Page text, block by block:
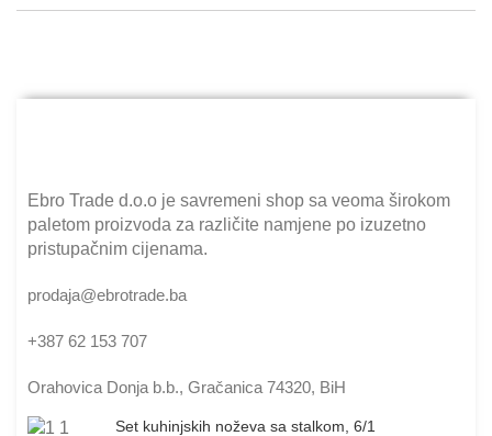
Ebro Trade d.o.o je savremeni shop sa veoma širokom
paletom proizvoda za različite namjene po izuzetno
pristupačnim cijenama.
prodaja@ebrotrade.ba
+387 62 153 707
Orahovica Donja b.b., Gračanica 74320, BiH
Set kuhinjskih noževa sa stalkom, 6/1